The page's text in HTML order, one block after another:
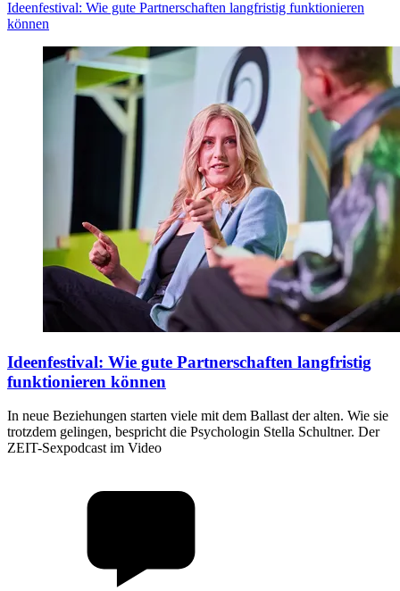
Ideenfestival: Wie gute Partnerschaften langfristig funktionieren
können
Ideenfestival: Wie gute Partnerschaften langfristig
funktionieren können
In neue Beziehungen starten viele mit dem Ballast der alten. Wie sie
trotzdem gelingen, bespricht die Psychologin Stella Schultner. Der
ZEIT-Sexpodcast im Video